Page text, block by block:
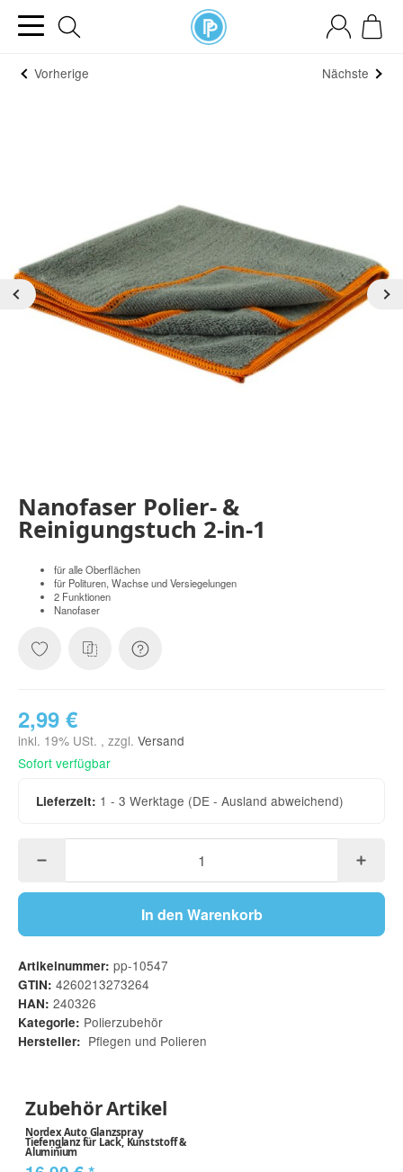
Vorherige Nächste
Nanofaser Polier- &
Reinigungstuch 2-in-1
für alle Oberflächen
für Polituren, Wachse und Versiegelungen
2 Funktionen
Nanofaser
2,99 €
inkl. 19% USt. , zzgl. Versand
Sofort verfügbar
Lieferzeit: 1 - 3 Werktage (DE - Ausland abweichend)
In den Warenkorb
Artikelnummer: pp-10547
GTIN: 4260213273264
HAN: 240326
Kategorie: Polierzubehör
Hersteller: Pflegen und Polieren
Zubehör Artikel
Nordex Auto Glanzspray
Tiefenglanz für Lack, Kunststoff &
Aluminium